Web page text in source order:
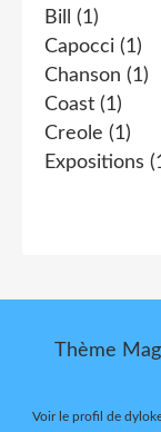
Bill
(1)
Capocci (1)
Chanson (1)
Coast (1)
Creole (1)
Expositions
Thème
Voir le profil de